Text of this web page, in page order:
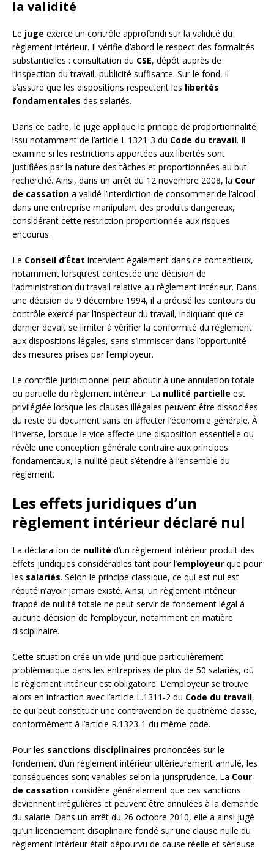
la validité
Le juge exerce un contrôle approfondi sur la validité du
règlement intérieur. Il vérifie d’abord le respect des formalités
substantielles : consultation du CSE, dépôt auprès de
l’inspection du travail, publicité suffisante. Sur le fond, il
s’assure que les dispositions respectent les libertés
fondamentales des salariés.
Dans ce cadre, le juge applique le principe de proportionnalité,
issu notamment de l’article L.1321-3 du Code du travail. Il
examine si les restrictions apportées aux libertés sont
justifiées par la nature des tâches et proportionnées au but
recherché. Ainsi, dans un arrêt du 12 novembre 2008, la Cour
de cassation a validé l’interdiction de consommer de l’alcool
dans une entreprise manipulant des produits dangereux,
considérant cette restriction proportionnée aux risques
encourus.
Le Conseil d’État intervient également dans ce contentieux,
notamment lorsqu’est contestée une décision de
l’administration du travail relative au règlement intérieur. Dans
une décision du 9 décembre 1994, il a précisé les contours du
contrôle exercé par l’inspecteur du travail, indiquant que ce
dernier devait se limiter à vérifier la conformité du règlement
aux dispositions légales, sans s’immiscer dans l’opportunité
des mesures prises par l’employeur.
Le contrôle juridictionnel peut aboutir à une annulation totale
ou partielle du règlement intérieur. La nullité partielle est
privilégiée lorsque les clauses illégales peuvent être dissociées
du reste du document sans en affecter l’économie générale. À
l’inverse, lorsque le vice affecte une disposition essentielle ou
révèle une conception générale contraire aux principes
fondamentaux, la nullité peut s’étendre à l’ensemble du
règlement.
Les effets juridiques d’un
règlement intérieur déclaré nul
La déclaration de nullité d’un règlement intérieur produit des
effets juridiques considérables tant pour l’employeur que pour
les salariés. Selon le principe classique, ce qui est nul est
réputé n’avoir jamais existé. Ainsi, un règlement intérieur
frappé de nullité totale ne peut servir de fondement légal à
aucune décision de l’employeur, notamment en matière
disciplinaire.
Cette situation crée un vide juridique particulièrement
problématique dans les entreprises de plus de 50 salariés, où
le règlement intérieur est obligatoire. L’employeur se trouve
alors en infraction avec l’article L.1311-2 du Code du travail,
ce qui peut constituer une contravention de quatrième classe,
conformément à l’article R.1323-1 du même code.
Pour les sanctions disciplinaires prononcées sur le
fondement d’un règlement intérieur ultérieurement annulé, les
conséquences sont variables selon la jurisprudence. La Cour
de cassation considère généralement que ces sanctions
deviennent irrégulières et peuvent être annulées à la demande
du salarié. Dans un arrêt du 26 octobre 2010, elle a ainsi jugé
qu’un licenciement disciplinaire fondé sur une clause nulle du
règlement intérieur était dépourvu de cause réelle et sérieuse.